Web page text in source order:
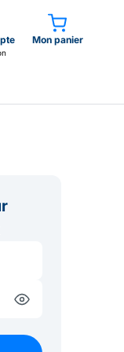
Mon panier